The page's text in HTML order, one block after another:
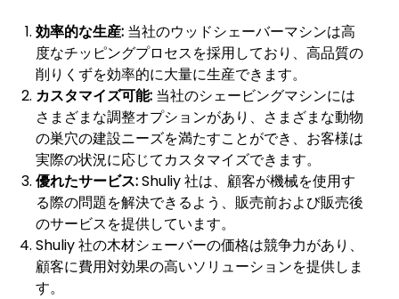
効率的な生産: 当社のウッドシェーバーマシンは高
度なチッピングプロセスを採用しており、高品質の
削りくずを効率的に大量に生産できます。
カスタマイズ可能: 当社のシェービングマシンには
さまざまな調整オプションがあり、さまざまな動物
の巣穴の建設ニーズを満たすことができ、お客様は
実際の状況に応じてカスタマイズできます。
優れたサービス:Shuliy 社は、顧客が機械を使用す
る際の問題を解決できるよう、販売前および販売後
のサービスを提供しています。
Shuliy 社の木材シェーバーの価格は競争力があり、
顧客に費用対効果の高いソリューションを提供しま
す。